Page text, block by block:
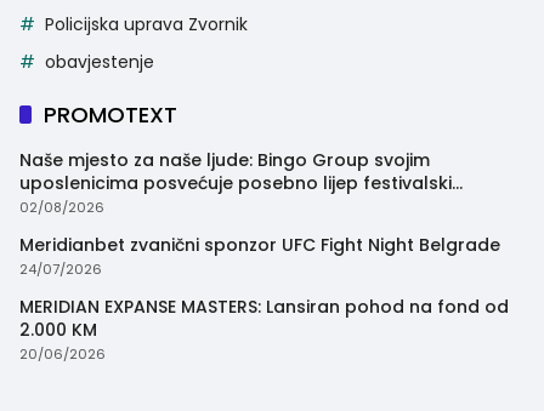
Policijska uprava Zvornik
obavjestenje
PROMOTEXT
Naše mjesto za naše ljude: Bingo Group svojim
uposlenicima posvećuje posebno lijep festivalski
trenutak
02/08/2026
Meridianbet zvanični sponzor UFC Fight Night Belgrade
24/07/2026
MERIDIAN EXPANSE MASTERS: Lansiran pohod na fond od
2.000 KM
20/06/2026